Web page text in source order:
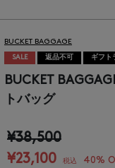
BUCKET BAGGAGE
SALE 返品不可 ギフト
BUCKET
トバッグ
¥38,500
¥23,100
税込 40%